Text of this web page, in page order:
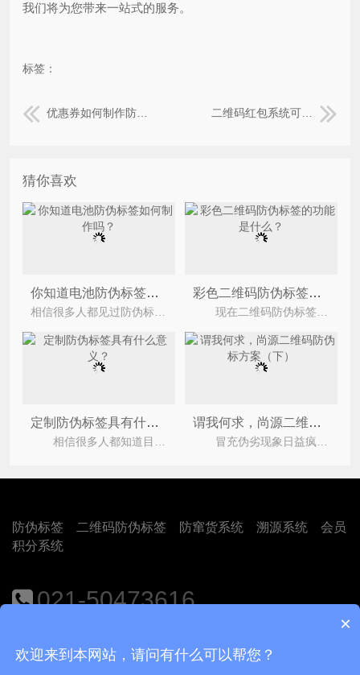
我们将为您带来一站式的服务。
标签：
优惠券如何制作防伪？ 二维码红包系统可以给企业带来什么营销优势？
猜你喜欢
你知道电池防伪标签如何制作吗？ 彩色二维码防伪标签的功能是什么？
定制防伪标签具有什么意义？ 谓我何求，尚源二维码防伪标方案（下）
防伪标签 二维码防伪标签 防窜货系统 溯源系统
会员
积分系统
021-50473616
×
欢迎来到本网站，请问有什么可以帮您？